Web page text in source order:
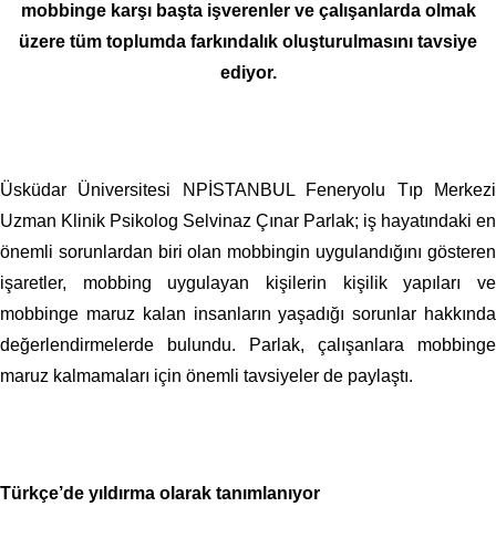
mobbinge karşı başta işverenler ve çalışanlarda olmak
üzere tüm toplumda farkındalık oluşturulmasını tavsiye
ediyor.
Üsküdar Üniversitesi NPİSTANBUL Feneryolu Tıp Merkezi
Uzman Klinik Psikolog Selvinaz Çınar Parlak; iş hayatındaki en
önemli sorunlardan biri olan mobbingin uygulandığını gösteren
işaretler, mobbing uygulayan kişilerin kişilik yapıları ve
mobbinge maruz kalan insanların yaşadığı sorunlar hakkında
değerlendirmelerde bulundu. Parlak, çalışanlara mobbinge
maruz kalmamaları için önemli tavsiyeler de paylaştı.
Türkçe’de yıldırma olarak tanımlanıyor